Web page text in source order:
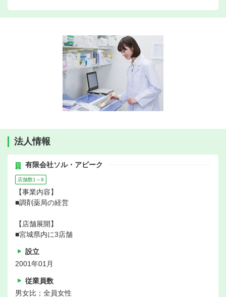
法人情報
有限会社ソル・アビーク
店舗数1～9
【事業内容】
■調剤薬局の経営
【店舗展開】
■宮城県内に3店舗
設立
2001年01月
従業員数
男女比；全員女性